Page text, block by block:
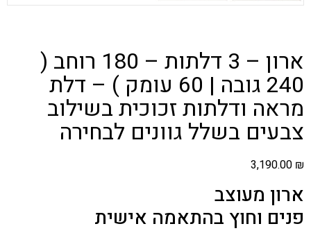
ארון – 3 דלתות – 180 רוחב (
240 גובה | 60 עומק ) – דלת
מראה ודלתות זכוכית בשילוב
צבעים בשלל גוונים לבחירה
3,190.00 ₪
ארון מעוצב
פנים וחוץ בהתאמה אישית